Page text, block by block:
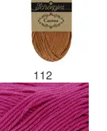
112